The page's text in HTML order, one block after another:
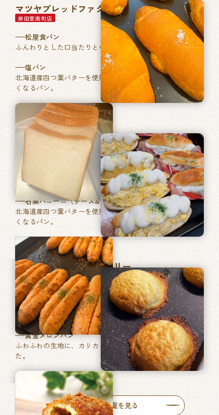
マツヤブレッドファクトリー
岸田堂南町店
松屋食パン
ふんわりとした口当たりと小麦本来の香りが特徴。
塩パン
北海道産四つ葉バターを使用した、あきのこない毎日食べた
くなるパン。
石窯パン工房ベルフラン
特製ふくやの明太フランス
フランスパンに「ふくや」ブランドの明太バターを塗り焼き
あげました。
石窯パニーニ（チーズ&たまご／ベーコントマト）
北海道産四つ葉バターを使用した、あきのこない毎日食べた
くなるパン。
マツヤブレッドファクトリー
巽東店
牛肉ゴロッとカレーパン
牛肉がゴロッと入った特製カレーをたっぷりと使った自慢の
一品です。
黄金メロンパン
ふわふわの生地に、カリカリ食感のメロン皮を包みあげまし
た。
人気商品一覧を見る